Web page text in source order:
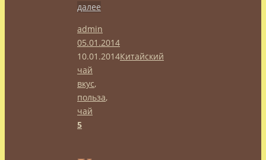
далее
admin
05.01.2014
10.01.2014Китайский
чай
вкус,
польза,
чай
5